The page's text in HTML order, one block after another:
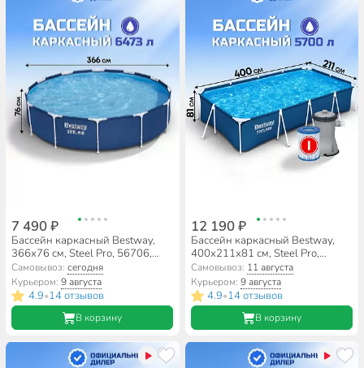
7 490 ₽
Бассейн каркасный Bestway,
366х76 см, Steel Pro, 56706,
6473 л
Самовывоз:сегодня
Курьером:9 августа
4.9•14 отзывов
В корзину
12 190 ₽
Бассейн каркасный Bestway,
400х211х81 см, Steel Pro,
56424, фильтр-насос, 5700 л
Самовывоз: 11 августа
Курьером: 9 августа
4.9•14 отзывов
В корзину